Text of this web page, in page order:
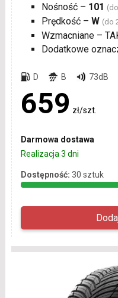
Nośność – 101
Prędkość – W (do
Wzmacniane –
Dodatkowe
D B 73dB
659 zł/szt.
Darmowa dostawa
Realizacja 3 dni
Dostępność: 30 sztuk